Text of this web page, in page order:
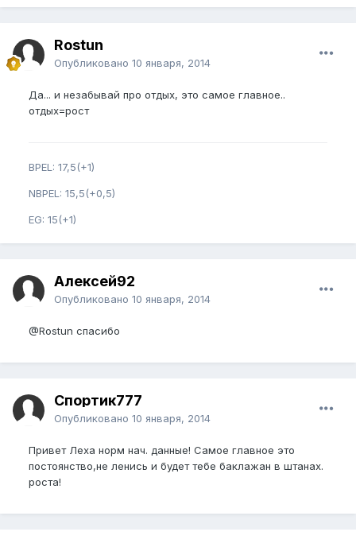
Rostun
Опубликовано 10 января, 2014
Да... и незабывай про отдых, это самое главное..
отдых=рост
BPEL: 17,5(+1)
NBPEL: 15,5(+0,5)
EG: 15(+1)
Алексей92
Опубликовано 10 января, 2014
@Rostun спасибо
Спортик777
Опубликовано 10 января, 2014
Привет Леха норм нач. данные! Самое главное это
постоянство,не ленись и будет тебе баклажан в штанах.
роста!